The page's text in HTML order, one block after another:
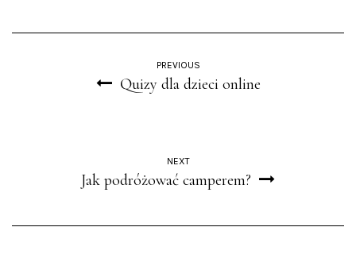
PREVIOUS
Quizy dla dzieci online
NEXT
Jak podróżować camperem?